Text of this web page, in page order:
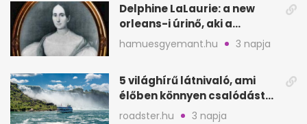
Delphine LaLaurie: a new
orleans-i úrinő, aki a
padláson kínzott
hamuesgyemant.hu 3 napja
5 világhírű látnivaló, ami
élőben könnyen csalódást
okozhat
roadster.hu 3 napja